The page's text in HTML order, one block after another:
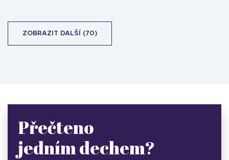
ZOBRAZIT DALŠÍ (70)
Přečteno
jedním dechem?